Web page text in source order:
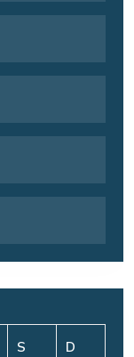
S D